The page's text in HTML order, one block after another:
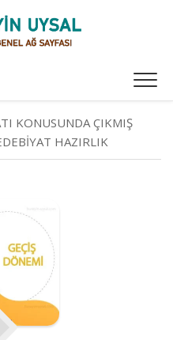
KONUSUNDA ÇIKMIŞ
HAZIRLIK